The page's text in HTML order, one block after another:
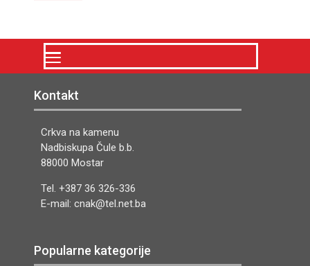
Kontakt
Crkva na kamenu
Nadbiskupa Čule b.b.
88000 Mostar
Tel. +387 36 326-336
E-mail: cnak@tel.net.ba
Popularne kategorije